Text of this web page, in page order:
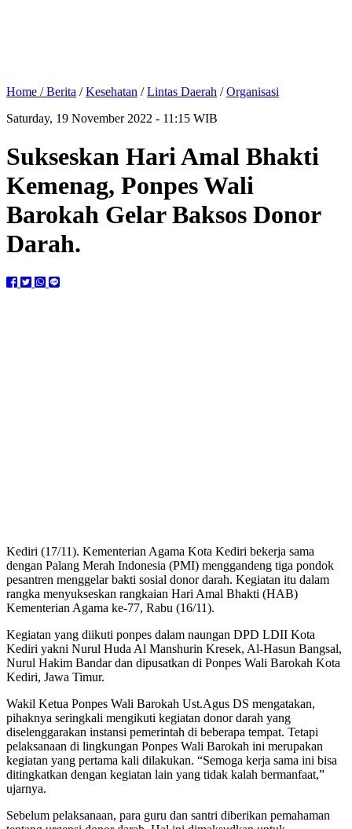
Home /Berita /Kesehatan /Lintas Daerah /Organisasi
Saturday, 19 November 2022 - 11:15 WIB
Sukseskan Hari Amal Bhakti
Kemenag, Ponpes Wali
Barokah Gelar Baksos Donor
Darah.
Kediri (17/11). Kementerian Agama Kota Kediri bekerja sama
dengan Palang Merah Indonesia (PMI) menggandeng tiga pondok
pesantren menggelar bakti sosial donor darah. Kegiatan itu dalam
rangka menyukseskan rangkaian Hari Amal Bhakti (HAB)
Kementerian Agama ke-77, Rabu (16/11).
Kegiatan yang diikuti ponpes dalam naungan DPD LDII Kota
Kediri yakni Nurul Huda Al Manshurin Kresek, Al-Hasun Bangsal,
Nurul Hakim Bandar dan dipusatkan di Ponpes Wali Barokah Kota
Kediri, Jawa Timur.
Wakil Ketua Ponpes Wali Barokah Ust.Agus DS mengatakan,
pihaknya seringkali mengikuti kegiatan donor darah yang
diselenggarakan instansi pemerintah di beberapa tempat. Tetapi
pelaksanaan di lingkungan Ponpes Wali Barokah ini merupakan
kegiatan yang pertama kali dilakukan. “Semoga kerja sama ini bisa
ditingkatkan dengan kegiatan lain yang tidak kalah bermanfaat,”
ujarnya.
Sebelum pelaksanaan, para guru dan santri diberikan pemahaman